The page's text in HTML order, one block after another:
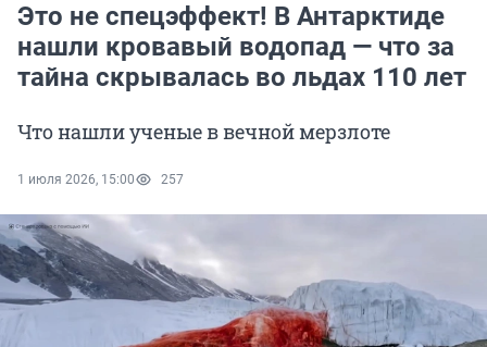
Это не спецэффект! В Антарктиде
нашли кровавый водопад — что за
тайна скрывалась во льдах 110 лет
Что нашли ученые в вечной мерзлоте
1 июля 2026, 15:00 257